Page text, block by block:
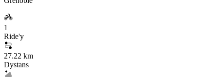
1
Ride'y
27.22 km
Dystans